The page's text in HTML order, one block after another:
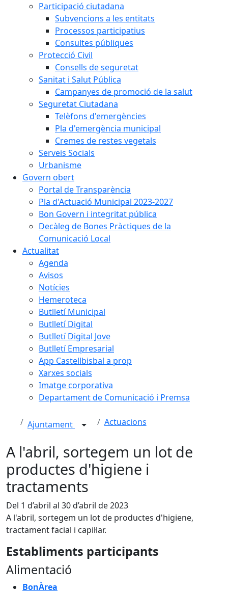
Participació ciutadana
Subvencions a les entitats
Processos participatius
Consultes públiques
Protecció Civil
Consells de seguretat
Sanitat i Salut Pública
Campanyes de promoció de la salut
Seguretat Ciutadana
Telèfons d'emergències
Pla d'emergència municipal
Cremes de restes vegetals
Serveis Socials
Urbanisme
Govern obert
Portal de Transparència
Pla d'Actuació Municipal 2023-2027
Bon Govern i integritat pública
Decàleg de Bones Pràctiques de la
Comunicació Local
Actualitat
Agenda
Avisos
Notícies
Hemeroteca
Butlletí Municipal
Butlletí Digital
Butlletí Digital Jove
Butlletí Empresarial
App Castellbisbal a prop
Xarxes socials
Imatge corporativa
Departament de Comunicació i Premsa
Ajuntament Actuacions
A l'abril, sortegem un lot de
productes d'higiene i
tractaments
Del 1 d’abril al 30 d’abril de 2023
A l'abril, sortegem un lot de productes d'higiene,
tractament facial i capil·lar.
Establiments participants
Alimentació
BonÀrea